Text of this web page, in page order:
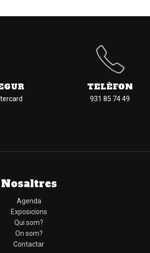
TELÈFON
931 85 74 49
Nosaltres
Agenda
Exposicions
Qui som?
On som?
Contactar